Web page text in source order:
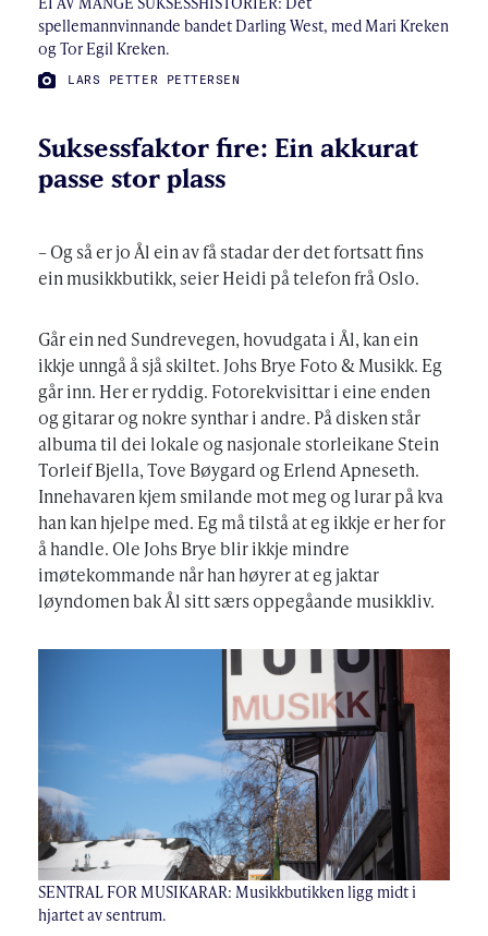
spellemannvinnande bandet Darling West, med Mari Kreken
og Tor Egil Kreken.
FOTO:
LARS PETTER PETTERSEN
Suksessfaktor fire: Ein akkurat
passe stor plass
– Og så er jo Ål ein av få stadar der det fortsatt fins
ein musikkbutikk, seier Heidi på telefon frå Oslo.
Går ein ned Sundrevegen, hovudgata i Ål, kan ein
ikkje unngå å sjå skiltet. Johs Brye Foto & Musikk. Eg
går inn. Her er ryddig. Fotorekvisittar i eine enden
og gitarar og nokre synthar i andre. På disken står
albuma til dei lokale og nasjonale storleikane Stein
Torleif Bjella, Tove Bøygard og Erlend Apneseth.
Innehavaren kjem smilande mot meg og lurar på kva
han kan hjelpe med. Eg må tilstå at eg ikkje er her for
å handle. Ole Johs Brye blir ikkje mindre
imøtekommande når han høyrer at eg jaktar
løyndomen bak Ål sitt særs oppegåande musikkliv.
SENTRAL FOR MUSIKARAR: Musikkbutikken ligg midt i
hjartet av sentrum.